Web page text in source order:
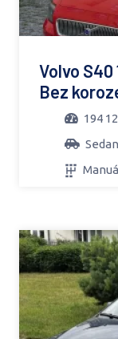
Volvo S40
Bez
194